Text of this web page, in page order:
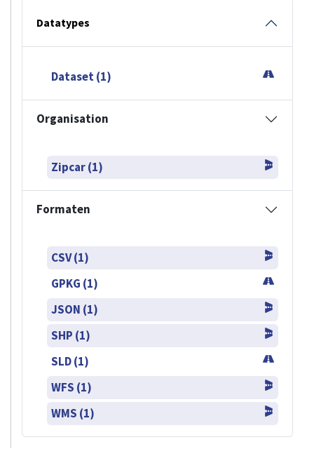
Datatypes
Dataset (1)
Organisation
Zipcar (1)
Formaten
CSV (1)
GPKG (1)
JSON (1)
SHP (1)
SLD (1)
WFS (1)
WMS (1)